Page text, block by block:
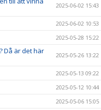
2025-06-02 15:43
2025-06-02 10:53
2025-05-28 15:22
Då är det här
2025-05-26 13:22
2025-05-13 09:22
2025-05-12 10:44
2025-05-06 15:05